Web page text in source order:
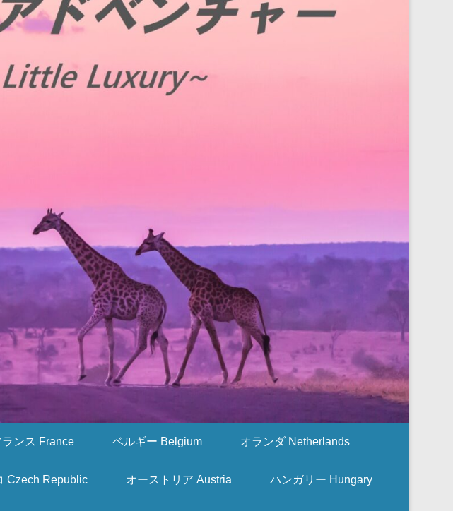
ランス France ベルギー Belgium オランダ Netherlands
Czech Republic オーストリア Austria ハンガリー Hungary